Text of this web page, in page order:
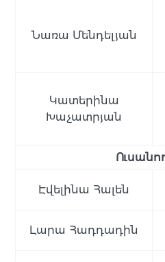
Նառա Մենդելյան
Կատերինա
Խաչատրյան
Էվելինա Հալեն
Լարա Հադդադին